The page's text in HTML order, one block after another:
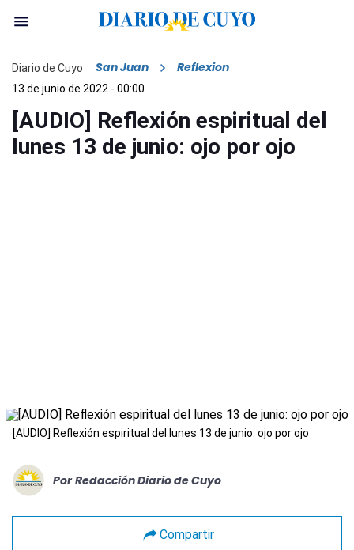
Diario de Cuyo San Juan Reflexion
13 de junio de 2022 - 00:00
[AUDIO] Reflexión espiritual del
lunes 13 de junio: ojo por ojo
[AUDIO] Reflexión espiritual del lunes 13 de junio: ojo por ojo
Por Redacción Diario de Cuyo
Compartir